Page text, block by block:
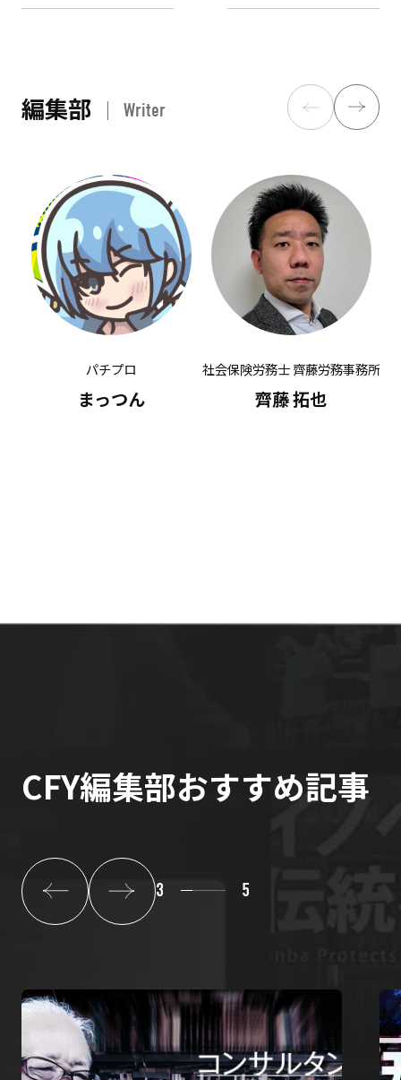
編集部 Writer
パチプロ
まっつん
社会保険労務士 齊藤労務事務所
齊藤 拓也
CFY編集部おすすめ記事
3 5